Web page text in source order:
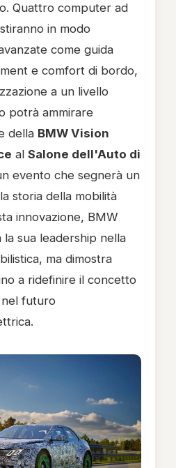
Quattro computer ad
in modo
come guida
e comfort di bordo,
a un livello
potrà ammirare
della BMW Vision
al Salone dell'Auto di
evento che segnerà un
storia della mobilità
innovazione, BMW
sua leadership nella
ma dimostra
a ridefinire il concetto
nel futuro